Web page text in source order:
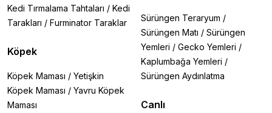
Kedi Tırmalama Tahtaları / Kedi
Tarakları / Furminator Taraklar
Köpek
Köpek Maması / Yetişkin
Köpek Maması / Yavru Köpek
Maması
Sürüngen Teraryum /
Sürüngen Matı / Sürüngen
Yemleri / Gecko Yemleri /
Kaplumbağa Yemleri /
Sürüngen Aydınlatma
Canlı